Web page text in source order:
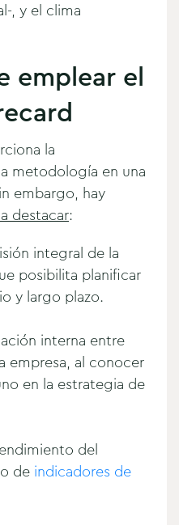
, y el clima
emplear el
la
metodología en una
embargo, hay
destacar:
integral de la
posibilita planificar
y largo plazo.
interna entre
empresa, al conocer
en la estrategia de
del
de indicadores de